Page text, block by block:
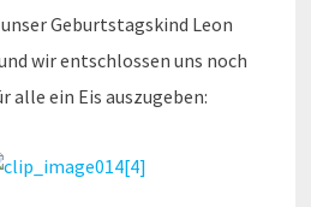
Geburtstagskind Leon
wir entschlossen uns noch
alle ein Eis auszugeben: